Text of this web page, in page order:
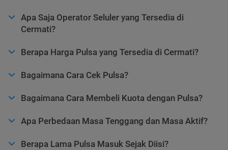
Apa Saja Operator Seluler yang Tersedia di
Cermati?
Berapa Harga Pulsa yang Tersedia di Cermati?
Bagaimana Cara Cek Pulsa?
Bagaimana Cara Membeli Kuota dengan Pulsa?
Apa Perbedaan Masa Tenggang dan Masa Aktif?
Berapa Lama Pulsa Masuk Sejak Diisi?